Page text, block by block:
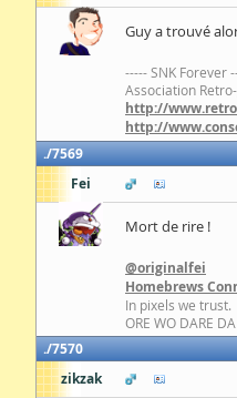
Guy a trouvé
----- SNK Forever
Association
http://
http://
7569
Fei
Mort de rire !
@originalfei
Homebrews
In pixels we trust.
ORE WO DARE
7570
zikzak